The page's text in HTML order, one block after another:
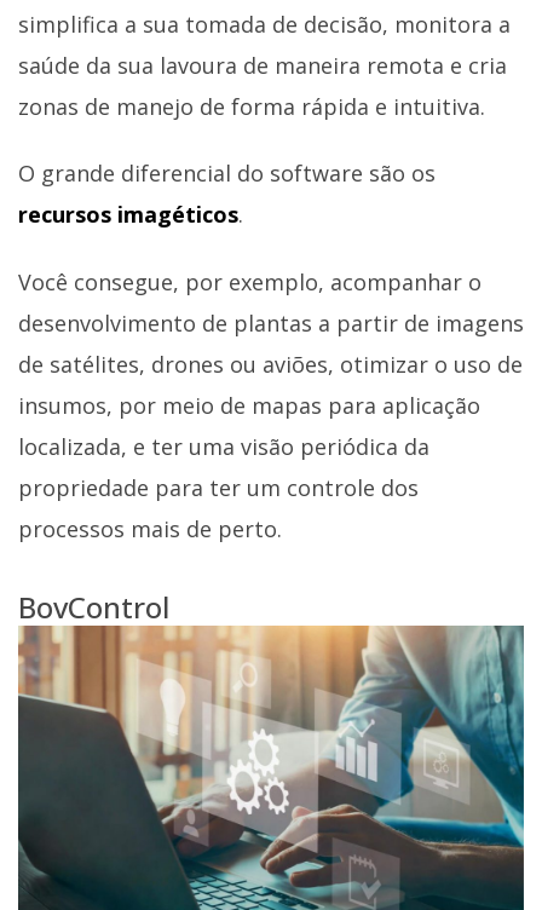
simplifica a sua tomada de decisão, monitora a
saúde da sua lavoura de maneira remota e cria
zonas de manejo de forma rápida e intuitiva.
O grande diferencial do software são os
recursos imagéticos.
Você consegue, por exemplo, acompanhar o
desenvolvimento de plantas a partir de imagens
de satélites, drones ou aviões, otimizar o uso de
insumos, por meio de mapas para aplicação
localizada, e ter uma visão periódica da
propriedade para ter um controle dos
processos mais de perto.
BovControl